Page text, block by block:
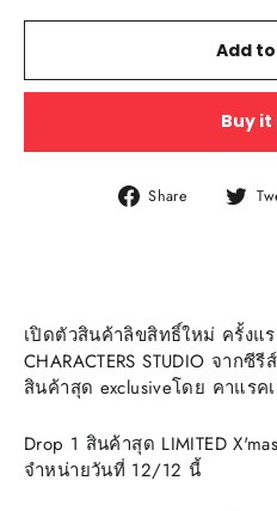
Add
Buy it
Share
Share
เปิดตัวสินค้าลิขสิทธิ์ใหม่ ครั้งแร
CHARACTERS STUDIO จากซี
สินค้าสุด exclusiveโดย คาแรค
Drop 1 สินค้าสุด LIMITED
จำหน่ายวันที่ 12/12 นี้